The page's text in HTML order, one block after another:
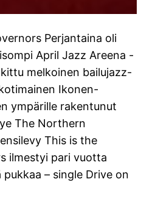
Perjantaina oli
April Jazz Areena -
melkoinen bailujazz-
Ikonen-
ympärille rakentunut
The Northern
This is the
ilmestyi pari vuotta
– single Drive on